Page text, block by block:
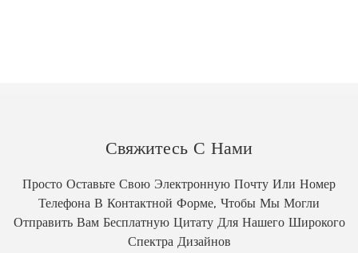
Свяжитесь С Нами
Просто Оставьте Свою Электронную Почту Или Номер
Телефона В Контактной Форме, Чтобы Мы Могли
Отправить Вам Бесплатную Цитату Для Нашего Широкого
Спектра Дизайнов